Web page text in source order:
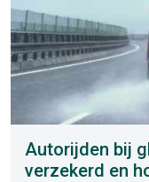
Autorijden bij
verzekerd en